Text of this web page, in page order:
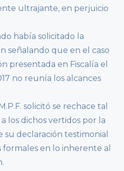
ultrajante, en perjuicio
había solicitado la
señalando que en el caso
presentada en Fiscalía el
no reunía los alcances
solicitó se rechace tal
los dichos vertidos por la
declaración testimonial
formales en lo inherente al